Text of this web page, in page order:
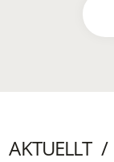
AKTUELLT